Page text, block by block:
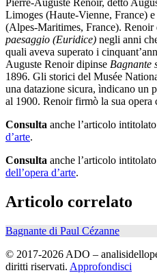
Limoges (Haute-Vienne, France)
(Alpes-Maritimes, France). Renoir
paesaggio (Euridice) negli anni
quali aveva superato i
Auguste Renoir dipinse Bagnante
1896. Gli storici del Musée
una datazione sicura, ìndicano un
al 1900. Renoir firmò la sua opera
Consulta anche l’articolo
d’arte.
Consulta anche l’articolo
dell’opera d’arte.
Articolo correlato
Bagnante di Paul Cézanne
© 2017-2026 ADO –
diritti riservati. Approfondisci